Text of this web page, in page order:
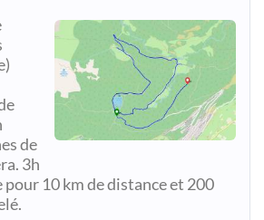
de
3h
pour 10 km de distance et 200